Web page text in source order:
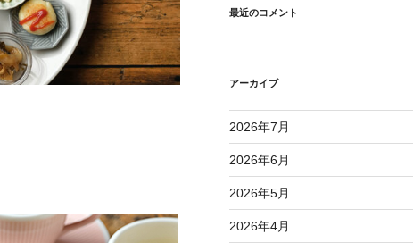
最近のコメント
アーカイブ
2026年7月
2026年6月
2026年5月
2026年4月